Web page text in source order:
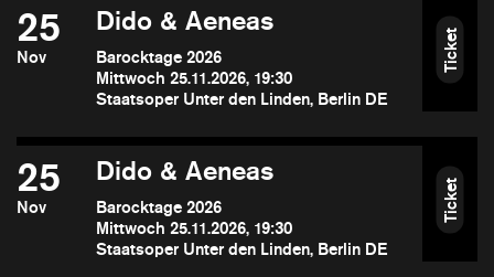
25
Nov
Dido & Aeneas
Barocktage 2026
Mittwoch 25.11.2026, 19:30
Staatsoper Unter den Linden, Berlin DE
Ticket
25
Nov
Dido & Aeneas
Barocktage 2026
Mittwoch 25.11.2026, 19:30
Staatsoper Unter den Linden, Berlin DE
Ticket